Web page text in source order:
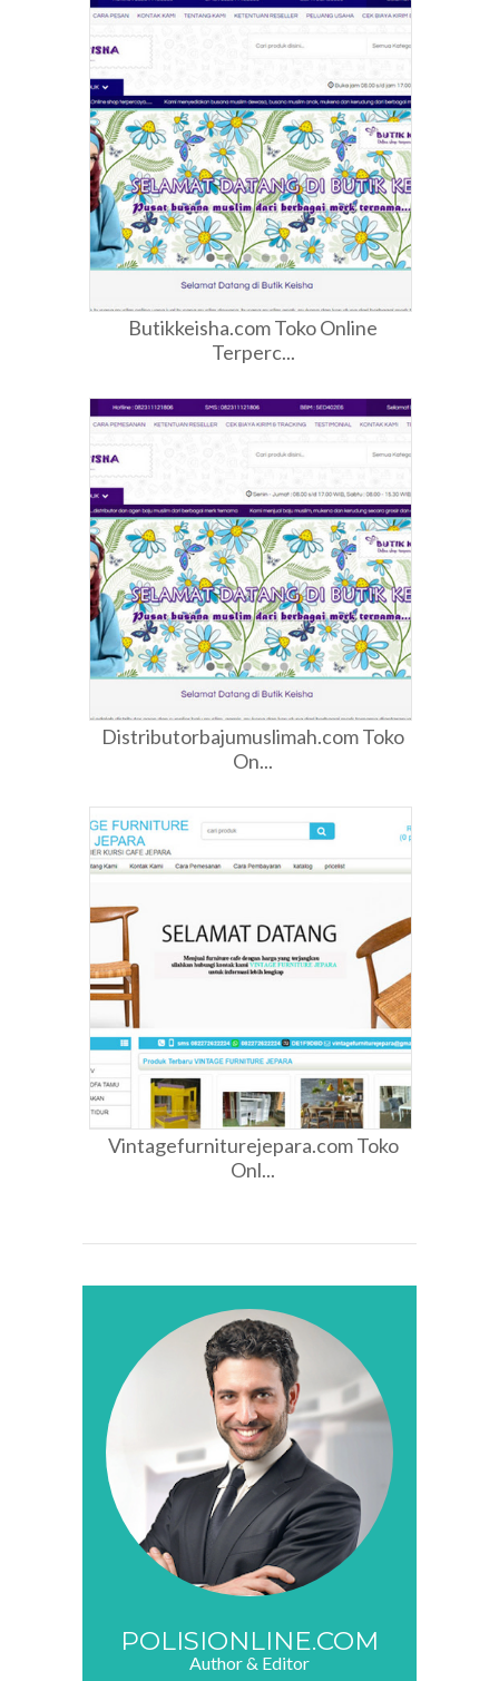
Butikkeisha.com Toko Online
Terperc...
Distributorbajumuslimah.com Toko
On...
Vintagefurniturejepara.com Toko
Onl...
POLISIONLINE.COM
Author & Editor